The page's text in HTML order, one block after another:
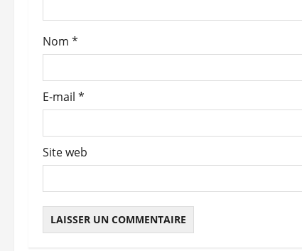
a
r
t
i
c
l
e
Nom *
E-mail *
Site web